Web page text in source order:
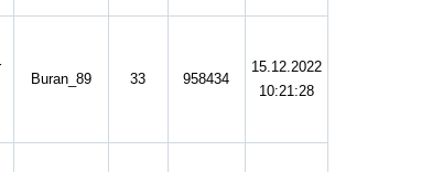
Buran_89 33 958434
15.12.2022
10:21:28